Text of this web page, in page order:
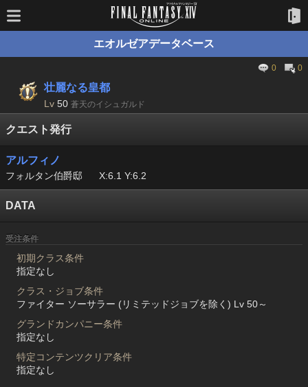
エオルゼアデータベース
0 0
壮麗なる皇都
Lv 50 蒼天のイシュガルド
クエスト発行
アルフィノ
フォルタン伯爵邸 X:6.1 Y:6.2
DATA
受注条件
初期クラス条件
指定なし
クラス・ジョブ条件
ファイター ソーサラー (リミテッドジョブを除く) Lv 50～
グランドカンパニー条件
指定なし
特定コンテンツクリア条件
指定なし